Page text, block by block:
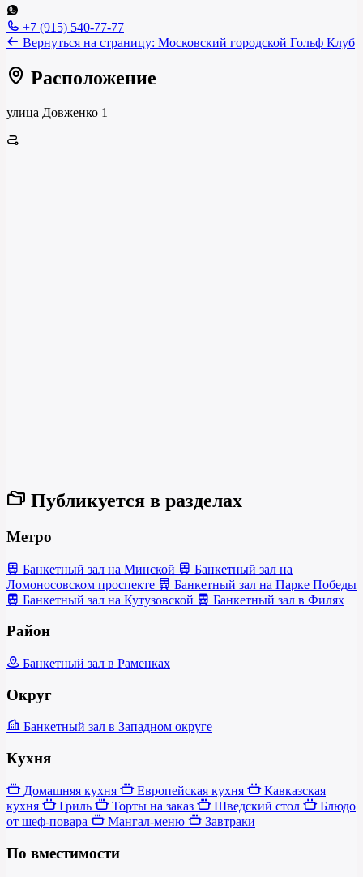
+7 (915) 540-77-77
Вернуться на страницу: Московский городской Гольф Клуб
Расположение
улица Довженко 1
Публикуется в разделах
Метро
Банкетный зал на Минской
Банкетный зал на
Ломоносовском проспекте
Банкетный зал на Парке Победы
Банкетный зал на Кутузовской
Банкетный зал в Филях
Район
Банкетный зал в Раменках
Округ
Банкетный зал в Западном округе
Кухня
Домашняя кухня Европейская кухня
Кавказская
кухня
Гриль Торты на заказ Шведский стол
Блюдо
от шеф-повара
Мангал-меню Завтраки
По вместимости